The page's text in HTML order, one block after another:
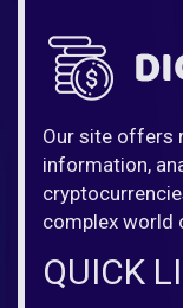
Our site offers
information,
complex world
QUICK